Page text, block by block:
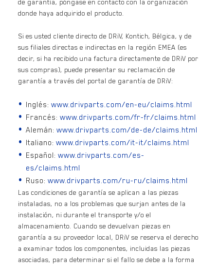
de garantía, póngase en contacto con la organización
donde haya adquirido el producto.
Si es usted cliente directo de DRiV, Kontich, Bélgica, y de
sus filiales directas e indirectas en la región EMEA (es
decir, si ha recibido una factura directamente de DRiV por
sus compras), puede presentar su reclamación de
garantía a través del portal de garantía de DRiV:
Inglés:www.drivparts.com/en-eu/claims.html
Francés:www.drivparts.com/fr-fr/claims.html
Alemán:www.drivparts.com/de-de/claims.html
Italiano:www.drivparts.com/it-it/claims.html
Español:www.drivparts.com/es-
es/claims.html
Ruso:www.drivparts.com/ru-ru/claims.html
Las condiciones de garantía se aplican a las piezas
instaladas, no a los problemas que surjan antes de la
instalación, ni durante el transporte y/o el
almacenamiento. Cuando se devuelvan piezas en
garantía a su proveedor local, DRiV se reserva el derecho
a examinar todos los componentes, incluidas las piezas
asociadas, para determinar si el fallo se debe a la forma